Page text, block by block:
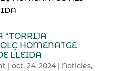
“TORRIJA
HOMENATGE
LLEIDA
| oct. 24, 2024| Notícies,